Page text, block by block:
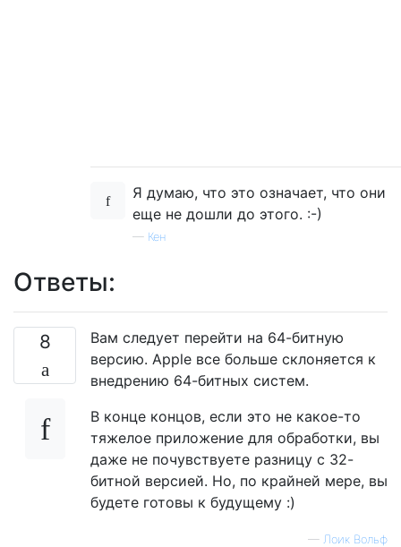
Я думаю, что это означает, что они
еще не дошли до этого. :-)
— Кен
Ответы:
8
Вам следует перейти на 64-битную
версию. Apple все больше склоняется к
внедрению 64-битных систем.
В конце концов, если это не какое-то
тяжелое приложение для обработки, вы
даже не почувствуете разницу с 32-
битной версией. Но, по крайней мере, вы
будете готовы к будущему :)
— Лоик Вольф